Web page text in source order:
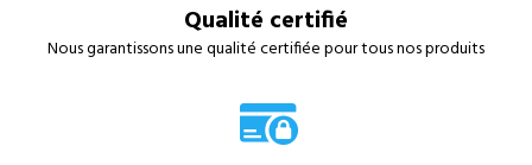
Qualité certifié
Nous garantissons une qualité certifiée pour tous nos produits